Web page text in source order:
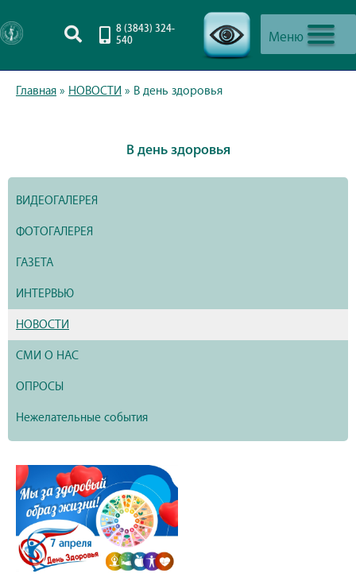
Меню
8 (3843) 324-
540
Главная » НОВОСТИ » В день здоровья
В день здоровья
ВИДЕОГАЛЕРЕЯ
ФОТОГАЛЕРЕЯ
ГАЗЕТА
ИНТЕРВЬЮ
НОВОСТИ
СМИ О НАС
ОПРОСЫ
Нежелательные события